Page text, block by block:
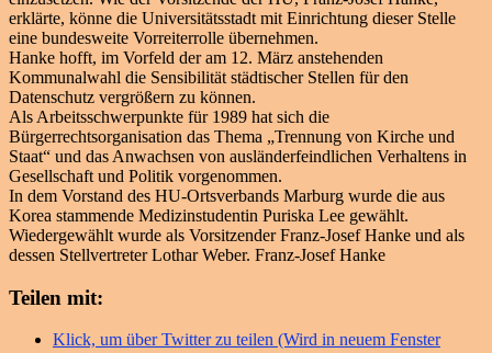
erklärte, könne die Universitätsstadt mit Einrichtung dieser Stelle
eine bundesweite Vorreiterrolle übernehmen.
Hanke hofft, im Vorfeld der am 12. März anstehenden
Kommunalwahl die Sensibilität städtischer Stellen für den
Datenschutz vergrößern zu können.
Als Arbeitsschwerpunkte für 1989 hat sich die
Bürgerrechtsorganisation das Thema „Trennung von Kirche und
Staat“ und das Anwachsen von ausländerfeindlichen Verhaltens in
Gesellschaft und Politik vorgenommen.
In dem Vorstand des HU-Ortsverbands Marburg wurde die aus
Korea stammende Medizinstudentin Puriska Lee gewählt.
Wiedergewählt wurde als Vorsitzender Franz-Josef Hanke und als
dessen Stellvertreter Lothar Weber. Franz-Josef Hanke
Teilen mit:
Klick, um über Twitter zu teilen (Wird in neuem Fenster